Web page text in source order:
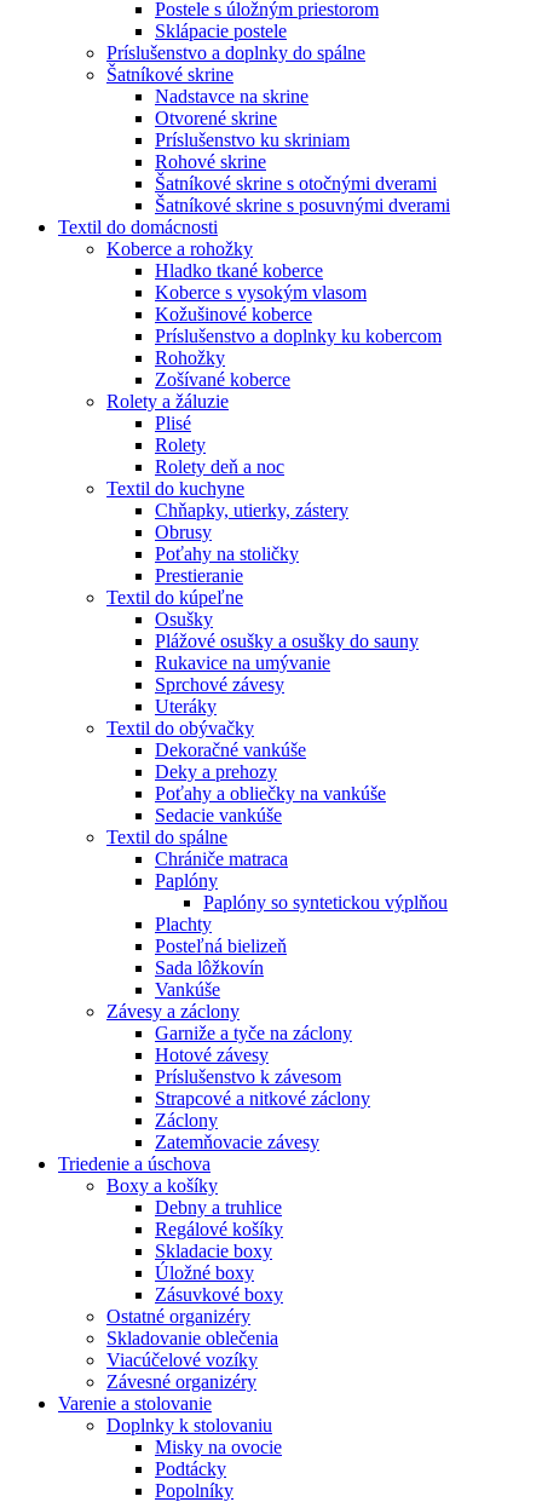
Postele s úložným priestorom
Sklápacie postele
Príslušenstvo a doplnky do spálne
Šatníkové skrine
Nadstavce na skrine
Otvorené skrine
Príslušenstvo ku skriniam
Rohové skrine
Šatníkové skrine s otočnými dverami
Šatníkové skrine s posuvnými dverami
Textil do domácnosti
Koberce a rohožky
Hladko tkané koberce
Koberce s vysokým vlasom
Kožušinové koberce
Príslušenstvo a doplnky ku kobercom
Rohožky
Zošívané koberce
Rolety a žáluzie
Plisé
Rolety
Rolety deň a noc
Textil do kuchyne
Chňapky, utierky, zástery
Obrusy
Poťahy na stoličky
Prestieranie
Textil do kúpeľne
Osušky
Plážové osušky a osušky do sauny
Rukavice na umývanie
Sprchové závesy
Uteráky
Textil do obývačky
Dekoračné vankúše
Deky a prehozy
Poťahy a obliečky na vankúše
Sedacie vankúše
Textil do spálne
Chrániče matraca
Paplóny
Paplóny so syntetickou výplňou
Plachty
Posteľná bielizeň
Sada lôžkovín
Vankúše
Závesy a záclony
Garniže a tyče na záclony
Hotové závesy
Príslušenstvo k závesom
Strapcové a nitkové záclony
Záclony
Zatemňovacie závesy
Triedenie a úschova
Boxy a košíky
Debny a truhlice
Regálové košíky
Skladacie boxy
Úložné boxy
Zásuvkové boxy
Ostatné organizéry
Skladovanie oblečenia
Viacúčelové vozíky
Závesné organizéry
Varenie a stolovanie
Doplnky k stolovaniu
Misky na ovocie
Podtácky
Popolníky